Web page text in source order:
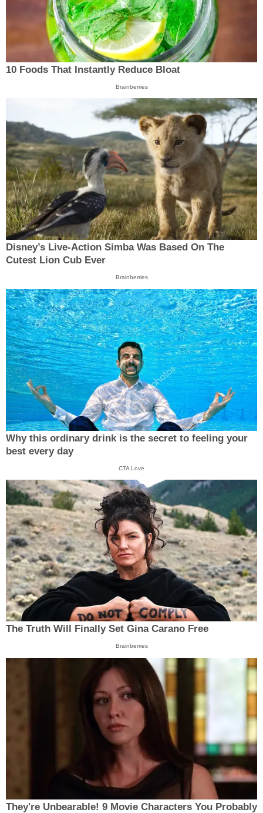
10 Foods That Instantly Reduce Bloat
Brainberries
Disney’s Live-Action Simba Was Based On The
Cutest Lion Cub Ever
Brainberries
Why this ordinary drink is the secret to feeling your
best every day
CTA Love
The Truth Will Finally Set Gina Carano Free
Brainberries
They're Unbearable! 9 Movie Characters You Probably